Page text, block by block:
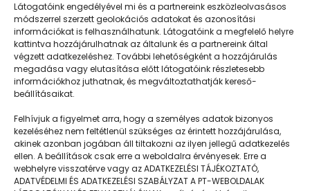
Látogatóink engedélyével mi és a partnereink eszközleolvasásos
módszerrel szerzett geolokációs adatokat és azonosítási
információkat is felhasználhatunk. Látogatóink a megfelelő helyre
kattintva hozzájárulhatnak az általunk és a partnereink által
végzett adatkezeléshez. További lehetőségként a hozzájárulás
megadása vagy elutasítása előtt látogatóink részletesebb
információkhoz juthatnak, és megváltoztathatják kereső-
beállításaikat.
Felhívjuk a figyelmet arra, hogy a személyes adatok bizonyos
kezeléséhez nem feltétlenül szükséges az érintett hozzájárulása,
akinek azonban jogában áll tiltakozni az ilyen jellegű adatkezelés
ellen. A beállítások csak erre a weboldalra érvényesek. Erre a
webhelyre visszatérve vagy az ADATKEZELÉSI TÁJÉKOZTATÓ,
ADATVÉDELMI ÉS ADATKEZELÉSI SZABÁLYZAT A PT-WEBOLDALAK
Napközisgyerektábor.hu
Navigáció
Táboringer